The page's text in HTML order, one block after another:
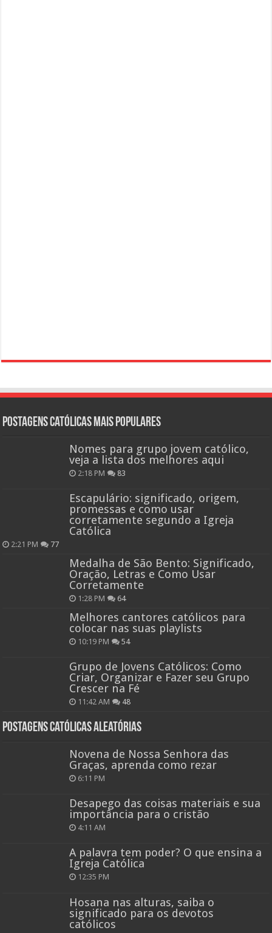
Postagens católicas mais Populares
Nomes para grupo jovem católico,
veja a lista dos melhores aqui
2:18 PM 83
Escapulário: significado, origem,
promessas e como usar
corretamente segundo a Igreja
Católica
2:21 PM 77
Medalha de São Bento: Significado,
Oração, Letras e Como Usar
Corretamente
1:28 PM 64
Melhores cantores católicos para
colocar nas suas playlists
10:19 PM 54
Grupo de Jovens Católicos: Como
Criar, Organizar e Fazer seu Grupo
Crescer na Fé
11:42 AM 48
Postagens católicas aleatórias
Novena de Nossa Senhora das
Graças, aprenda como rezar
6:11 PM
Desapego das coisas materiais e sua
importância para o cristão
4:11 AM
A palavra tem poder? O que ensina a
Igreja Católica
12:35 PM
Hosana nas alturas, saiba o
significado para os devotos
católicos